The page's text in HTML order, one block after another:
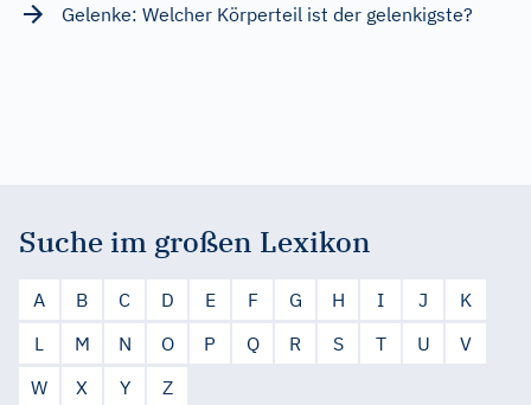
Gelenke: Welcher Körperteil ist der gelenkigste?
Suche im großen Lexikon
A B C D E F G H I J
K
L
M N O P Q R S T U
V
W
X Y Z